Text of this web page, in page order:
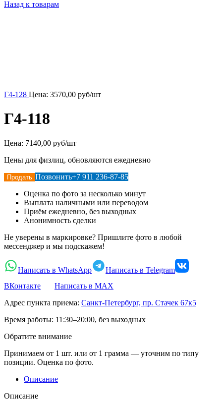
Назад к товарам
Г4-128 Цена: 3570,00 руб/шт
Г4-118
Цена: 7140,00 руб/шт
Цены для физлиц, обновляются ежедневно
Продать Позвонить+7 911 236-87-85
Оценка по фото за несколько минут
Выплата наличными или переводом
Приём ежедневно, без выходных
Анонимность сделки
Не уверены в маркировке? Пришлите фото в любой
мессенджер и мы подскажем!
Написать в WhatsApp
Написать в Telegram
ВКонтакте
Написать в MAX
Адрес пункта приема: Санкт-Петербург, пр. Стачек 67к5
Время работы: 11:30–20:00, без выходных
Обратите внимание
Принимаем от 1 шт. или от 1 грамма — уточним по типу
позиции. Оценка по фото.
Описание
Описание